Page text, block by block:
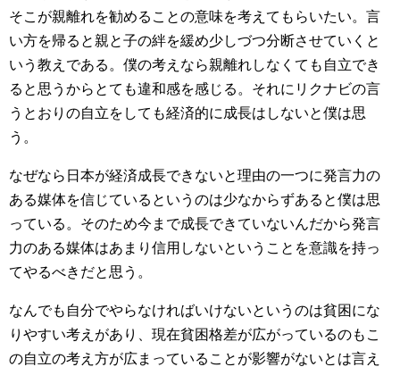
そこが親離れを勧めることの意味を考えてもらいたい。言
い方を帰ると親と子の絆を緩め少しづつ分断させていくと
いう教えである。僕の考えなら親離れしなくても自立でき
ると思うからとても違和感を感じる。それにリクナビの言
うとおりの自立をしても経済的に成長はしないと僕は思
う。
なぜなら日本が経済成長できないと理由の一つに発言力の
ある媒体を信じているというのは少なからずあると僕は思
っている。そのため今まで成長できていないんだから発言
力のある媒体はあまり信用しないということを意識を持っ
てやるべきだと思う。
なんでも自分でやらなければいけないというのは貧困にな
りやすい考えがあり、現在貧困格差が広がっているのもこ
の自立の考え方が広まっていることが影響がないとは言え